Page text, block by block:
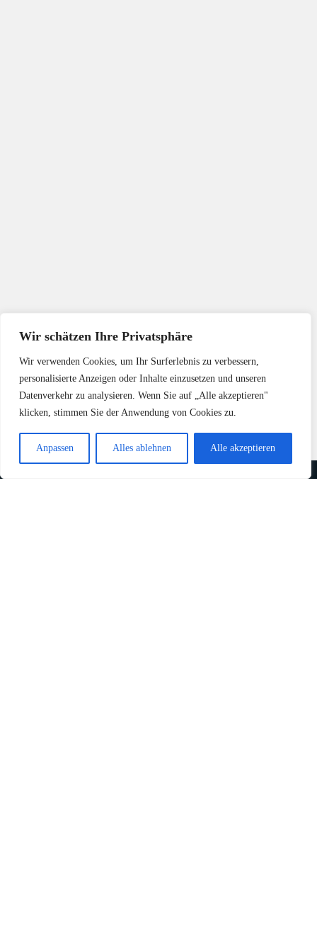
Wir schätzen Ihre Privatsphäre
Wir verwenden Cookies, um Ihr Surferlebnis zu verbessern,
personalisierte Anzeigen oder Inhalte einzusetzen und unseren
Datenverkehr zu analysieren. Wenn Sie auf „Alle akzeptieren"
klicken, stimmen Sie der Anwendung von Cookies zu.
Anpassen Alles ablehnen Alle akzeptieren